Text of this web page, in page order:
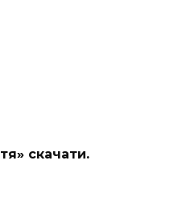
скачати.